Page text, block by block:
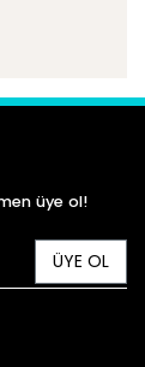
üye ol!
ÜYE OL